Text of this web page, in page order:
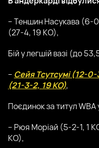
– Теншин Насукава (6-
(27-4, 19 КО),
Бій у легшій вазі (до
– Сейя Тсутсумі (12-0-
(21-3-2, 19 КО),
Поєдинок за титул WBA
– Рюя Моріай (5-2-1, 1
КО),